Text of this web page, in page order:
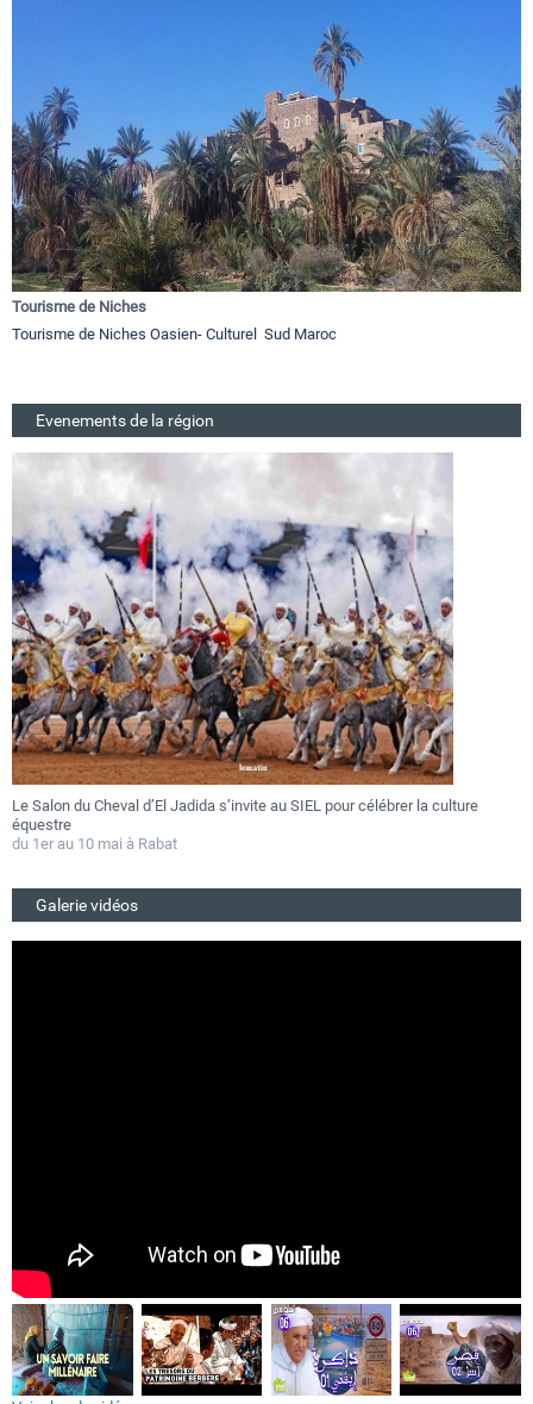
Tourisme de Niches
Tourisme de Niches Oasien- Culturel Sud Maroc
Evenements de la région
Le Salon du Cheval d’El Jadida s’invite au SIEL pour célébrer la culture
équestre
du 1er au 10 mai à Rabat
Galerie vidéos